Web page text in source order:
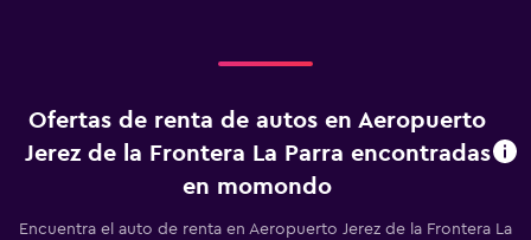
la
Range:
The
Ofertas de renta de autos en Aeropuerto
Jerez de la Frontera La Parra encontradas
en momondo
Encuentra el auto de renta en Aeropuerto Jerez de la Frontera La